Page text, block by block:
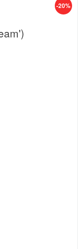
-20%